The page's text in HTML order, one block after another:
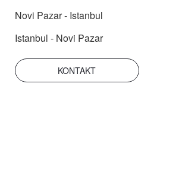
Novi Pazar - Istanbul
Istanbul - Novi Pazar
KONTAKT